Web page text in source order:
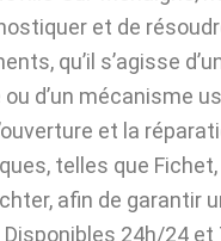
et de
qu’il s’agisse
ou d’un mécanisme
et la
telles que
afin de garantir
24h/24 et